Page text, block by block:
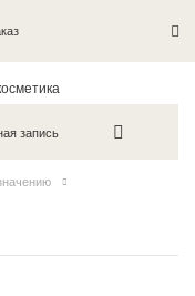
запись